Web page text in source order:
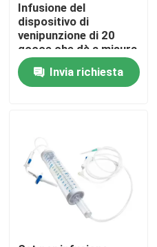
Infusione del
dispositivo di
venipunzione di 20
gocce che dà a misura
stabilita Hd sangue
sottocutaneo
infusione medica del
Invia richiesta